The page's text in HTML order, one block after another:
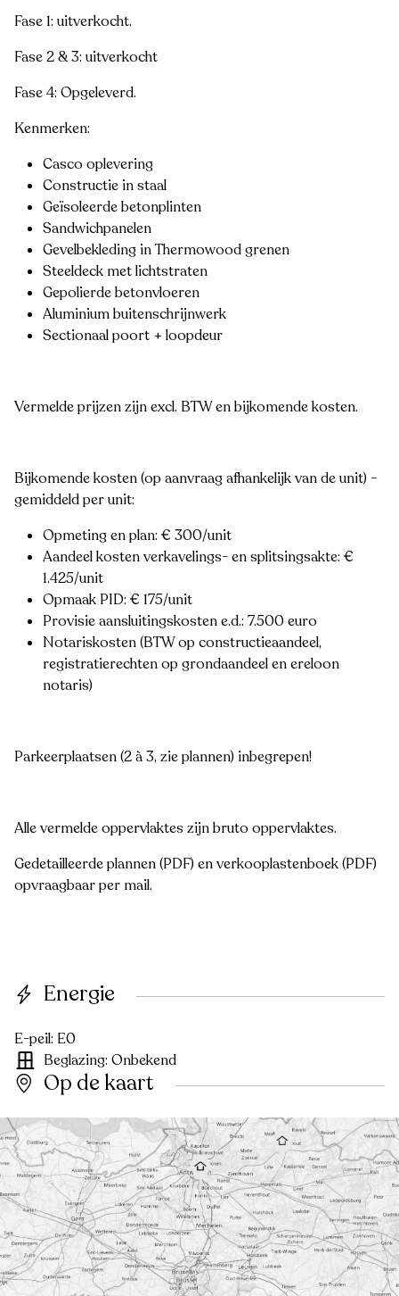
Fase 1: uitverkocht.
Fase 2 & 3: uitverkocht
Fase 4: Opgeleverd.
Kenmerken:
Casco oplevering
Constructie in staal
Geïsoleerde betonplinten
Sandwichpanelen
Gevelbekleding in Thermowood grenen
Steeldeck met lichtstraten
Gepolierde betonvloeren
Aluminium buitenschrijnwerk
Sectionaal poort + loopdeur
Vermelde prijzen zijn excl. BTW en bijkomende kosten.
Bijkomende kosten (op aanvraag afhankelijk van de unit) -
gemiddeld per unit:
Opmeting en plan: € 300/unit
Aandeel kosten verkavelings- en splitsingsakte: €
1.425/unit
Opmaak PID: € 175/unit
Provisie aansluitingskosten e.d.: 7.500 euro
Notariskosten (BTW op constructieaandeel,
registratierechten op grondaandeel en ereloon
notaris)
Parkeerplaatsen (2 à 3, zie plannen) inbegrepen!
Alle vermelde oppervlaktes zijn bruto oppervlaktes.
Gedetailleerde plannen (PDF) en verkooplastenboek (PDF)
opvraagbaar per mail.
Energie
E-peil: E0
Beglazing: Onbekend
Op de kaart